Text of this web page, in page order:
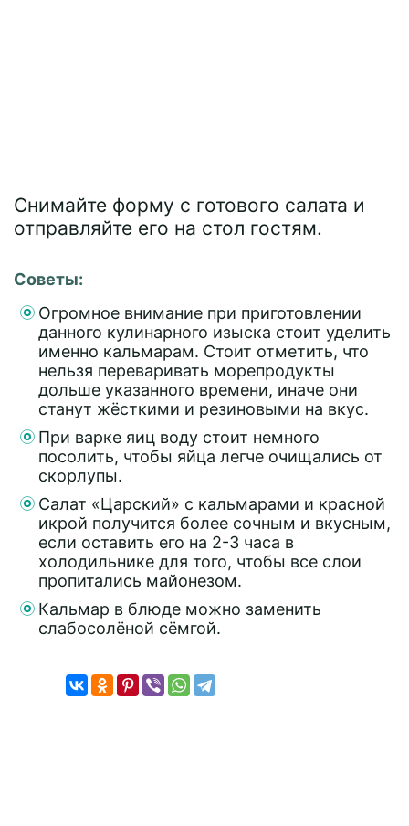
Снимайте форму с готового салата и
отправляйте его на стол гостям.
Советы:
Огромное внимание при приготовлении
данного кулинарного изыска стоит уделить
именно кальмарам. Стоит отметить, что
нельзя переваривать морепродукты
дольше указанного времени, иначе они
станут жёсткими и резиновыми на вкус.
При варке яиц воду стоит немного
посолить, чтобы яйца легче очищались от
скорлупы.
Салат «Царский» с кальмарами и красной
икрой получится более сочным и вкусным,
если оставить его на 2-3 часа в
холодильнике для того, чтобы все слои
пропитались майонезом.
Кальмар в блюде можно заменить
слабосолёной сёмгой.